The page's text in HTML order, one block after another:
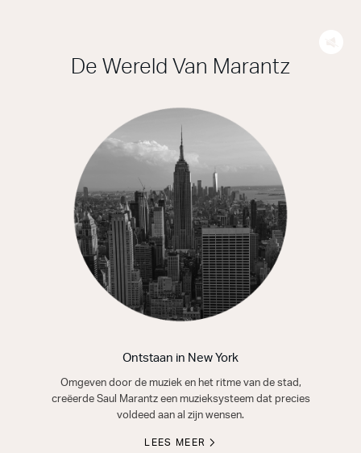
De Wereld Van Marantz
Ontstaan in New York
Omgeven door de muziek en het ritme van de stad,
creëerde Saul Marantz een muzieksysteem dat precies
voldeed aan al zijn wensen.
LEES MEER